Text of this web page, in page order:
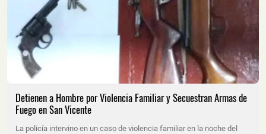
Detienen a Hombre por Violencia Familiar y Secuestran Armas de
Fuego en San Vicente
La policía intervino en un caso de violencia familiar en la noche del